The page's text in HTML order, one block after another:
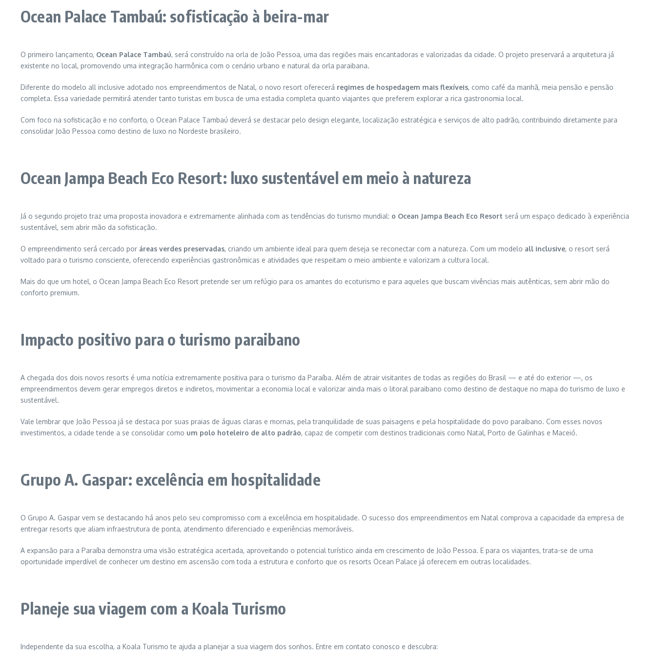
Ocean Palace Tambaú: sofisticação à beira-mar
O primeiro lançamento, Ocean Palace Tambaú, será construído na orla de João Pessoa, uma das regiões mais encantadoras e valorizadas da cidade. O projeto preservará a arquitetura já
existente no local, promovendo uma integração harmônica com o cenário urbano e natural da orla paraibana.
Diferente do modelo all inclusive adotado nos empreendimentos de Natal, o novo resort oferecerá regimes de hospedagem mais flexíveis, como café da manhã, meia pensão e pensão
completa. Essa variedade permitirá atender tanto turistas em busca de uma estadia completa quanto viajantes que preferem explorar a rica gastronomia local.
Com foco na sofisticação e no conforto, o Ocean Palace Tambaú deverá se destacar pelo design elegante, localização estratégica e serviços de alto padrão, contribuindo diretamente para
consolidar João Pessoa como destino de luxo no Nordeste brasileiro.
Ocean Jampa Beach Eco Resort: luxo sustentável em meio à natureza
Já o segundo projeto traz uma proposta inovadora e extremamente alinhada com as tendências do turismo mundial: o Ocean Jampa Beach Eco Resort será um espaço dedicado à experiência
sustentável, sem abrir mão da sofisticação.
O empreendimento será cercado por áreas verdes preservadas, criando um ambiente ideal para quem deseja se reconectar com a natureza. Com um modelo all inclusive, o resort será
voltado para o turismo consciente, oferecendo experiências gastronômicas e atividades que respeitam o meio ambiente e valorizam a cultura local.
Mais do que um hotel, o Ocean Jampa Beach Eco Resort pretende ser um refúgio para os amantes do ecoturismo e para aqueles que buscam vivências mais autênticas, sem abrir mão do
conforto premium.
Impacto positivo para o turismo paraibano
A chegada dos dois novos resorts é uma notícia extremamente positiva para o turismo da Paraíba. Além de atrair visitantes de todas as regiões do Brasil — e até do exterior —, os
empreendimentos devem gerar empregos diretos e indiretos, movimentar a economia local e valorizar ainda mais o litoral paraibano como destino de destaque no mapa do turismo de luxo e
sustentável.
Vale lembrar que João Pessoa já se destaca por suas praias de águas claras e mornas, pela tranquilidade de suas paisagens e pela hospitalidade do povo paraibano. Com esses novos
investimentos, a cidade tende a se consolidar como um polo hoteleiro de alto padrão, capaz de competir com destinos tradicionais como Natal, Porto de Galinhas e Maceió.
Grupo A. Gaspar: excelência em hospitalidade
O Grupo A. Gaspar vem se destacando há anos pelo seu compromisso com a excelência em hospitalidade. O sucesso dos empreendimentos em Natal comprova a capacidade da empresa de
entregar resorts que aliam infraestrutura de ponta, atendimento diferenciado e experiências memoráveis.
A expansão para a Paraíba demonstra uma visão estratégica acertada, aproveitando o potencial turístico ainda em crescimento de João Pessoa. E para os viajantes, trata-se de uma
oportunidade imperdível de conhecer um destino em ascensão com toda a estrutura e conforto que os resorts Ocean Palace já oferecem em outras localidades.
Planeje sua viagem com a Koala Turismo
Independente da sua escolha, a Koala Turismo te ajuda a planejar a sua viagem dos sonhos. Entre em contato conosco e descubra: